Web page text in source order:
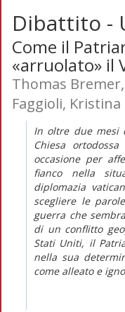
Dibattito -
Come il
«arruolato» il
Thomas
Faggioli, Kristina
In oltre due mesi
Chiesa
occasione per
fianco nella
diplomazia
scegliere le
guerra che
di un conflitto
Stati Uniti, il
nella sua
come alleato e